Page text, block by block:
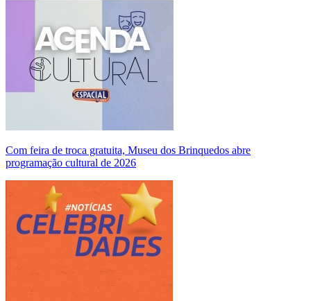
Com feira de troca gratuita, Museu dos Brinquedos abre
programação cultural de 2026